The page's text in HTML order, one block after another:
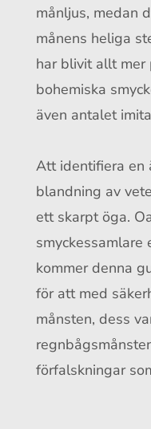
månljus, medan
månens heliga
har blivit allt
bohemiska
även antalet
Att identifiera en
blandning av
ett skarpt öga.
smyckessamlare
kommer denna
för att med
månsten, dess
förfalskningar